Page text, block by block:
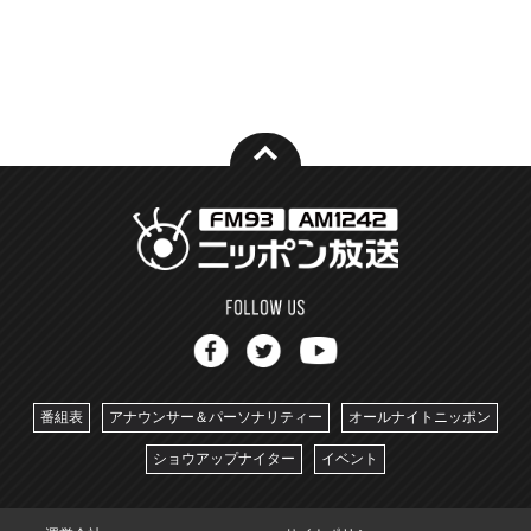
番組表 アナウンサー＆パーソナリティー オールナイトニッポン
ショウアップナイター イベント